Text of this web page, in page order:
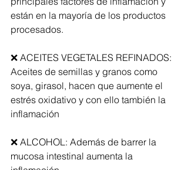
están en la mayoría de los productos
procesados.
❌ ACEITES VEGETALES REFINADOS:
Aceites de semillas y granos como
soya, girasol, hacen que aumente el
estrés oxidativo y con ello también la
inflamación
❌ ALCOHOL: Además de barrer la
mucosa intestinal aumenta la